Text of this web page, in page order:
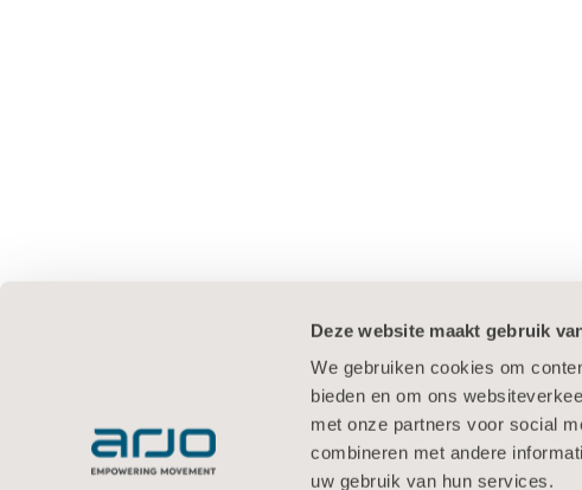
Deze website maakt gebruik
We gebruiken cookies om
bieden en om ons
met onze partners voor social
combineren met andere
uw gebruik van hun services.